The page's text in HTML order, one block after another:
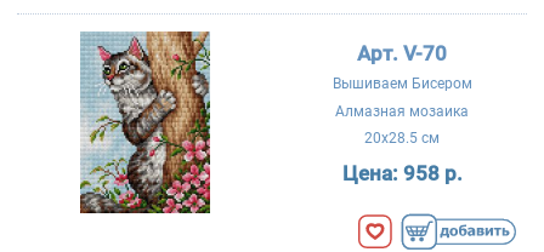
Арт. V-70
Вышиваем Бисером
Алмазная мозаика
20x28.5 см
Цена: 958 р.